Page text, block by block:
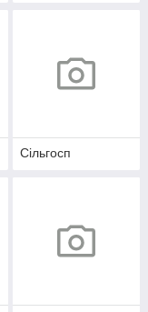
Сільгосп